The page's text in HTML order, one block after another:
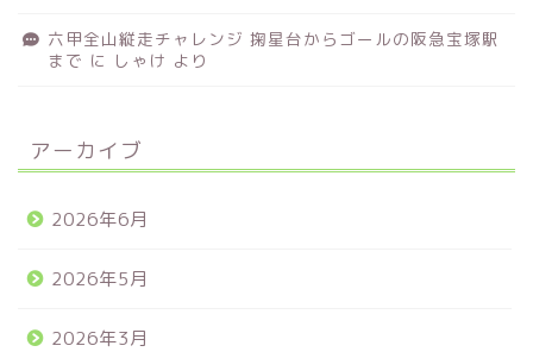
六甲全山縦走チャレンジ 掬星台からゴールの阪急宝塚駅
まで に しゃけ より
アーカイブ
2026年6月
2026年5月
2026年3月